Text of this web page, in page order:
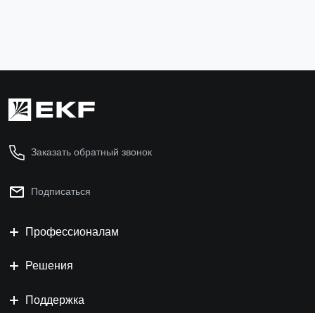
Заказать обратный звонок
Подписаться
Профессионалам
Решения
Поддержка